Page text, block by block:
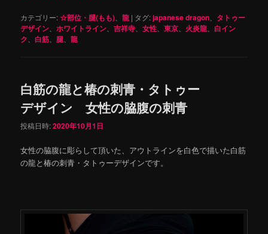
カテゴリー:☆部位・腿(もも) 、龍 | タグ:japanese dragon
タトゥー
デザイン 、ホワイトライン 、吉祥寺 、女性 、東京 火炎龍
白イン
ク
白筋 腿 、龍
白筋の龍と椿の刺青・タトゥー
デザイン 女性の脇腹の刺青
投稿日時:2020年10月1日
女性の脇腹に彫らして頂いた、アウトラインを白色で描いた白筋
の龍と椿の刺青・タトゥーデザインです。